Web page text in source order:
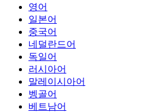
영어
일본어
중국어
네덜란드어
독일어
러시아어
말레이시아어
벵골어
베트남어